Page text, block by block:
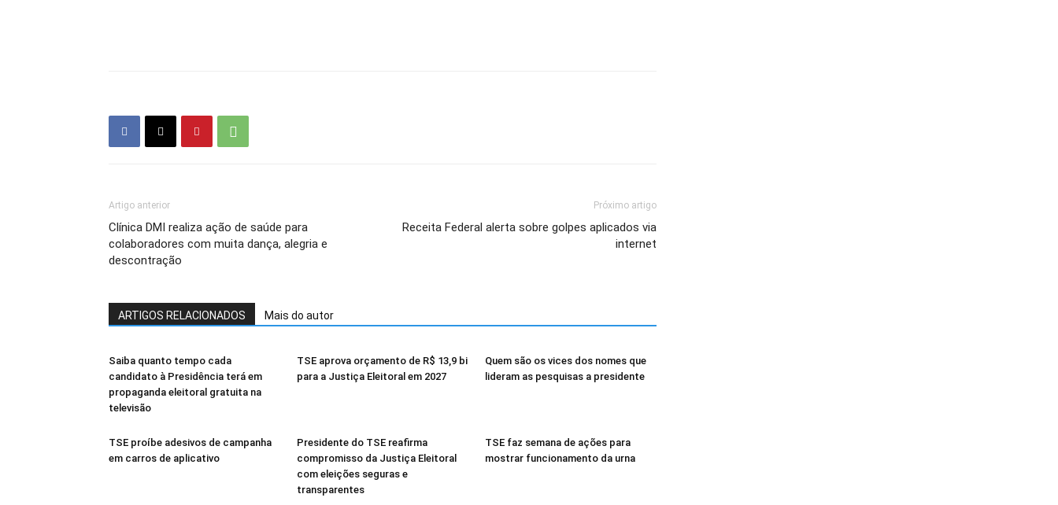
Artigo anterior
Clínica DMI realiza ação de saúde para
colaboradores com muita dança, alegria e
descontração
Próximo artigo
Receita Federal alerta sobre golpes aplicados via
internet
ARTIGOS RELACIONADOS Mais do autor
Saiba quanto tempo cada
candidato à Presidência terá em
propaganda eleitoral gratuita na
televisão
TSE aprova orçamento de R$ 13,9 bi
para a Justiça Eleitoral em 2027
Quem são os vices dos nomes que
lideram as pesquisas a presidente
TSE proíbe adesivos de campanha
em carros de aplicativo
Presidente do TSE reafirma
compromisso da Justiça Eleitoral
com eleições seguras e
transparentes
TSE faz semana de ações para
mostrar funcionamento da urna